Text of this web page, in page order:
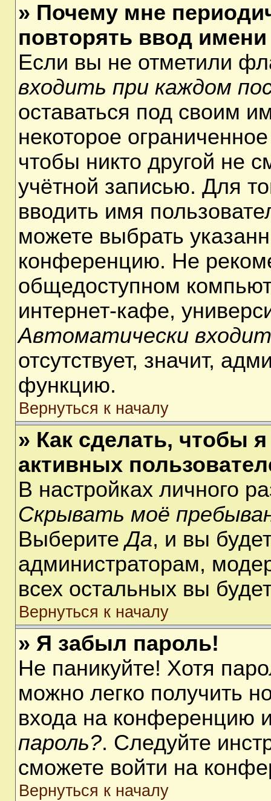
» Почему мне
повторять ввод
Если вы не отметили
входить при каждом
оставаться под своим
некоторое
чтобы никто другой не
учётной записью. Для
вводить имя
можете выбрать
конференцию. Не
общедоступном
интернет-кафе,
Автоматически
отсутствует, значит,
функцию.
Вернуться к началу
» Как сделать, чтобы
активных
В настройках личного
Скрывать моё
ВыберитеДа, и вы
администраторам,
всех остальных вы
Вернуться к началу
» Я забыл пароль!
Не паникуйте! Хотя
можно легко получить
входа на конференцию
пароль?. Следуйте
сможете войти на
Вернуться к началу